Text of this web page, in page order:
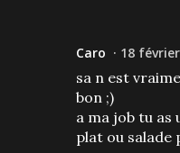
Caro 18
sa n est
bon ;)
a ma job tu as
plat ou salade